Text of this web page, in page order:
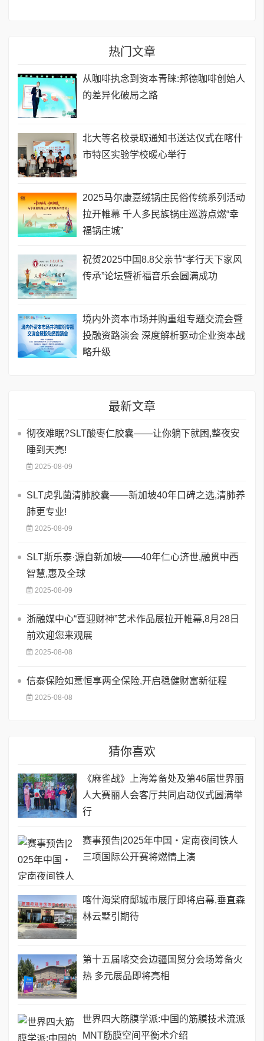
热门文章
从咖啡执念到资本青睐:邦德咖啡创始人
的差异化破局之路
北大等名校录取通知书送达仪式在喀什
市特区实验学校暖心举行
2025马尔康嘉绒锅庄民俗传统系列活动
拉开帷幕 千人多民族锅庄巡游点燃“幸
福锅庄城”
祝贺2025中国8.8父亲节“孝行天下家风
传承”论坛暨祈福音乐会圆满成功
境内外资本市场并购重组专题交流会暨
投融资路演会 深度解析驱动企业资本战
略升级
最新文章
彻夜难眠?SLT酸枣仁胶囊——让你躺下就困,整夜安
睡到天亮!
2025-08-09
SLT虎乳菌清肺胶囊——新加坡40年口碑之选,清肺养
肺更专业!
2025-08-09
SLT斯乐泰·源自新加坡——40年仁心济世,融贯中西
智慧,惠及全球
2025-08-09
浙融媒中心“喜迎财神”艺术作品展拉开帷幕,8月28日
前欢迎您来观展
2025-08-08
信泰保险如意恒享两全保险,开启稳健财富新征程
2025-08-08
猜你喜欢
《麻雀战》上海筹备处及第46届世界丽
人大赛丽人会客厅共同启动仪式圆满举
行
赛事预告|2025年中国・定南夜间铁人
三项国际公开赛将燃情上演
喀什海棠府邸城市展厅即将启幕,垂直森
林云墅引期待
第十五届喀交会边疆国贸分会场筹备火
热 多元展品即将亮相
世界四大筋膜学派:中国的筋膜技术流派
MNT筋膜空间平衡术介绍